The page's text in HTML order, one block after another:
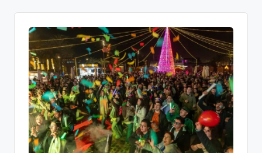
t
que
informa
Cartagena,
Cartagena,